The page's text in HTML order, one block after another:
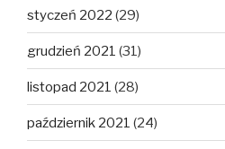
styczeń 2022 (29)
grudzień 2021 (31)
listopad 2021 (28)
październik 2021 (24)